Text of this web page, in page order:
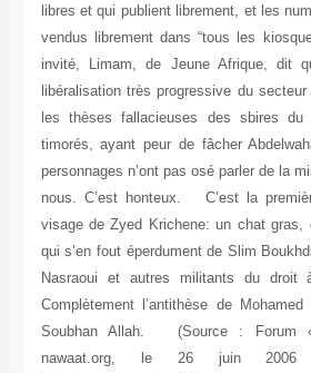
libres et qui publient librement, et les
vendus librement dans “tous les
invité, Limam, de Jeune Afrique, dit
libéralisation très progressive du
les thèses fallacieuses des sbires
timorés, ayant peur de fâcher
personnages n’ont pas osé parler de la
nous. C’est honteux. C’est la
visage de Zyed Krichene: un chat
qui s’en fout éperdument de Slim
Nasraoui et autres militants du
Complètement l’antithèse de Mohamed
Soubhan Allah.(Source : Forum
nawaat.org, le 26 juin 2006